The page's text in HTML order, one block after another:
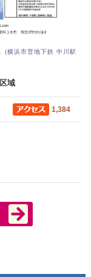
(横浜市営地下鉄 中川駅
域
1,384